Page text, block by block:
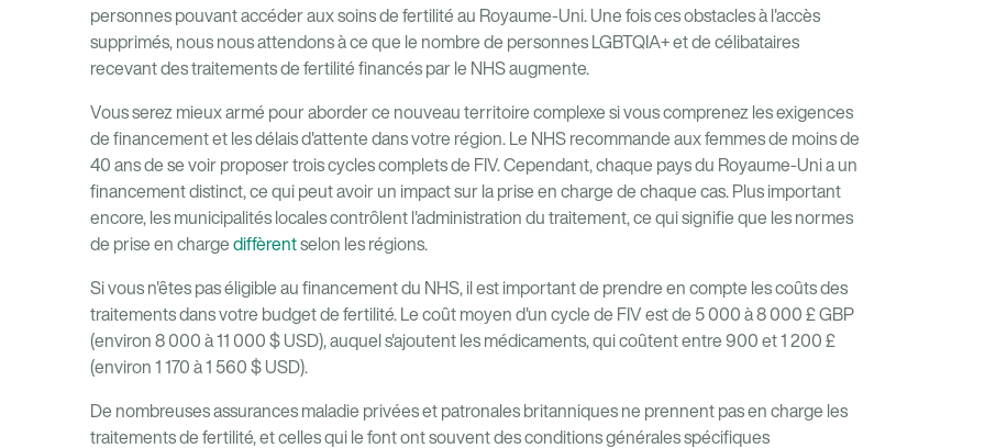
personnes pouvant accéder aux soins de fertilité au Royaume-Uni. Une fois ces obstacles à l'accès
supprimés, nous nous attendons à ce que le nombre de personnes LGBTQIA+ et de célibataires
recevant des traitements de fertilité financés par le NHS augmente.
Vous serez mieux armé pour aborder ce nouveau territoire complexe si vous comprenez les exigences
de financement et les délais d'attente dans votre région. Le NHS recommande aux femmes de moins de
40 ans de se voir proposer trois cycles complets de FIV. Cependant, chaque pays du Royaume-Uni a un
financement distinct, ce qui peut avoir un impact sur la prise en charge de chaque cas. Plus important
encore, les municipalités locales contrôlent l'administration du traitement, ce qui signifie que les normes
de prise en charge diffèrentselon les régions.
Si vous n'êtes pas éligible au financement du NHS, il est important de prendre en compte les coûts des
traitements dans votre budget de fertilité. Le coût moyen d'un cycle de FIV est de 5 000 à 8 000 £ GBP
(environ 8 000 à 11 000 $ USD), auquel s'ajoutent les médicaments, qui coûtent entre 900 et 1 200 £
(environ 1 170 à 1 560 $ USD).
De nombreuses assurances maladie privées et patronales britanniques ne prennent pas en charge les
traitements de fertilité, et celles qui le font ont souvent des conditions générales spécifiques